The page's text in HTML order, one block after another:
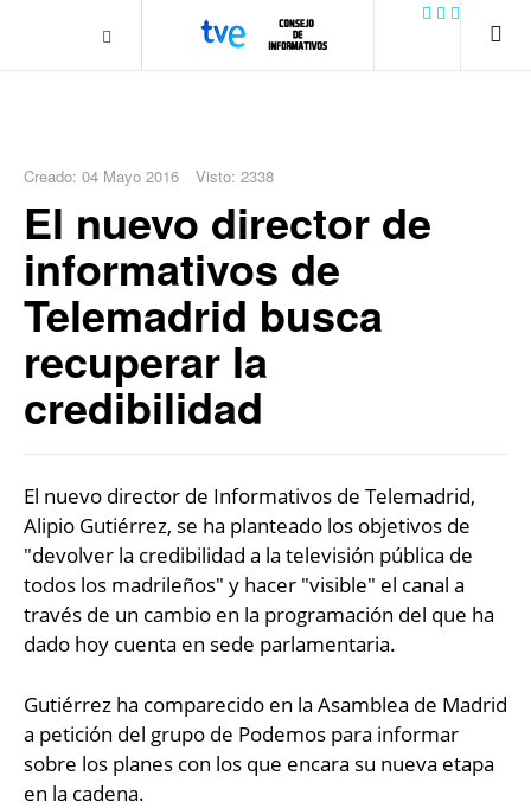
url('../../images/contact.png') 0 0 no-repeat; color: #eaeaea; padding:
Creado: 04 Mayo 2016 Visto: 2338
El nuevo director de
informativos de
Telemadrid busca
recuperar la
credibilidad
El nuevo director de Informativos de Telemadrid,
Alipio Gutiérrez, se ha planteado los objetivos de
"devolver la credibilidad a la televisión pública de
todos los madrileños" y hacer "visible" el canal a
través de un cambio en la programación del que ha
dado hoy cuenta en sede parlamentaria.
Gutiérrez ha comparecido en la Asamblea de Madrid
a petición del grupo de Podemos para informar
sobre los planes con los que encara su nueva etapa
en la cadena.